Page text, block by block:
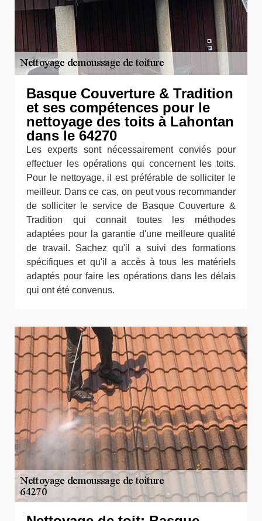
Basque Couverture & Tradition
et ses compétences pour le
nettoyage des toits à Lahontan
dans le 64270
Les experts sont nécessairement conviés pour
effectuer les opérations qui concernent les toits.
Pour le nettoyage, il est préférable de solliciter le
meilleur. Dans ce cas, on peut vous recommander
de solliciter le service de Basque Couverture &
Tradition qui connait toutes les méthodes
adaptées pour la garantie d'une meilleure qualité
de travail. Sachez qu'il a suivi des formations
spécifiques et qu'il a accès à tous les matériels
adaptés pour faire les opérations dans les délais
qui ont été convenus.